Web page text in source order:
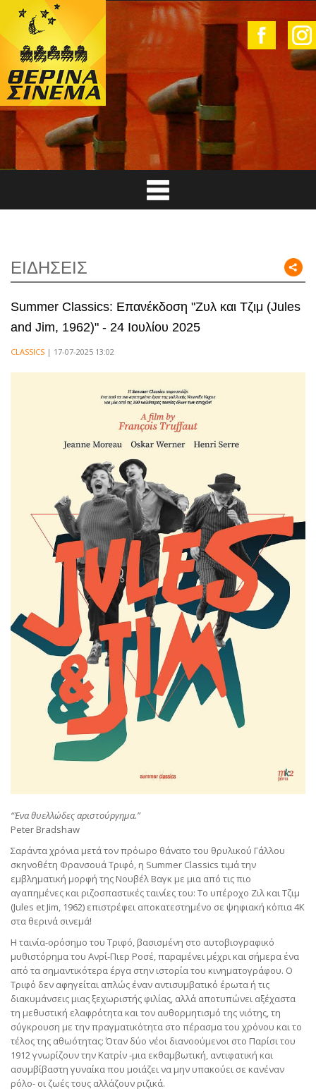
ΕΙΔΗΣΕΙΣ
Summer Classics: Επανέκδοση "Ζυλ και Τζιμ (Jules
and Jim, 1962)" - 24 Ιουλίου 2025
CLASSICS | 17-07-2025 13:02
“Ένα θυελλώδες αριστούργημα.”
Peter Bradshaw
Σαράντα χρόνια μετά τον πρόωρο θάνατο του θρυλικού Γάλλου
σκηνοθέτη Φρανσουά Τριφό, η Summer Classics τιμά την
εμβληματική μορφή της Νουβέλ Βαγκ με μια από τις πιο
αγαπημένες και ριζοσπαστικές ταινίες του: Το υπέροχο Ζιλ και Τζιμ
(Jules et Jim, 1962) επιστρέφει αποκατεστημένο σε ψηφιακή κόπια 4K
στα θερινά σινεμά!
Η ταινία-ορόσημο του Τριφό, βασισμένη στο αυτοβιογραφικό
μυθιστόρημα του Ανρί-Πιερ Ροσέ, παραμένει μέχρι και σήμερα ένα
από τα σημαντικότερα έργα στην ιστορία του κινηματογράφου. Ο
Τριφό δεν αφηγείται απλώς έναν αντισυμβατικό έρωτα ή τις
διακυμάνσεις μιας ξεχωριστής φιλίας, αλλά αποτυπώνει αξέχαστα
τη μεθυστική ελαφρότητα και τον αυθορμητισμό της νιότης, τη
σύγκρουση με την πραγματικότητα στο πέρασμα του χρόνου και το
τέλος της αθωότητας: Όταν δύο νέοι διανοούμενοι στο Παρίσι του
1912 γνωρίζουν την Κατρίν -μια εκθαμβωτική, αντιφατική και
ασυμβίβαστη γυναίκα που μοιάζει να μην υπακούει σε κανέναν
ρόλο- οι ζωές τους αλλάζουν ριζικά.